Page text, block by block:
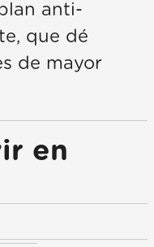
anti-
que dé
de mayor
en